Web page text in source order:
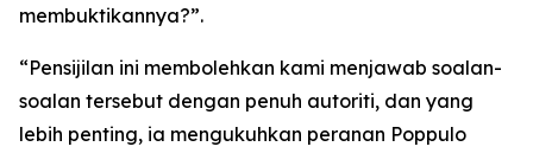
membuktikannya?”.
“Pensijilan ini membolehkan kami menjawab soalan-
soalan tersebut dengan penuh autoriti, dan yang
lebih penting, ia mengukuhkan peranan Poppulo